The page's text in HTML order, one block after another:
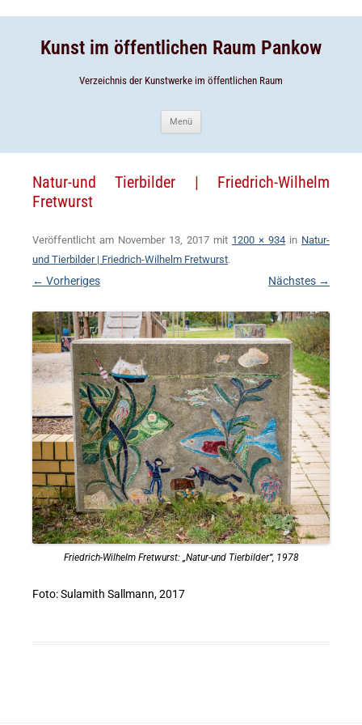
Inhalt
Zum
springenKunst im öffentlichen Raum Pankow
Verzeichnis der Kunstwerke im öffentlichen Raum
Menü
Natur-und Tierbilder | Friedrich-Wilhelm
Fretwurst
Veröffentlicht am November 13, 2017 mit 1200 × 934 in Natur-
und Tierbilder | Friedrich-Wilhelm Fretwurst.
← Vorheriges Nächstes →
Friedrich-Wilhelm Fretwurst: „Natur-und Tierbilder“, 1978
Foto: Sulamith Sallmann, 2017